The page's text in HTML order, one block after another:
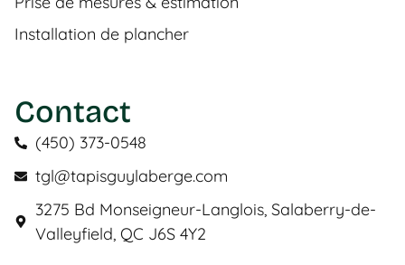
Installation de plancher
Contact
(450) 373-0548
tgl@tapisguylaberge.com
3275 Bd Monseigneur-Langlois, Salaberry-de-
Valleyfield, QC J6S 4Y2